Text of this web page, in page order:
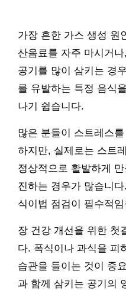
가장 흔한 가스 생성 원
산음료를 자주 마시거
공기를 많이 삼키는 경
를 유발하는 특정 음식
나기 쉽습니다.
많은 분들이 스트레스
하지만, 실제로는 스트
정상적으로 활발하게
진하는 경우가 많습니
식이법 점검이 필수적
장 건강 개선을 위한 첫
다. 폭식이나 과식을 피
습관을 들이는 것이 중
과 함께 삼키는 공기의